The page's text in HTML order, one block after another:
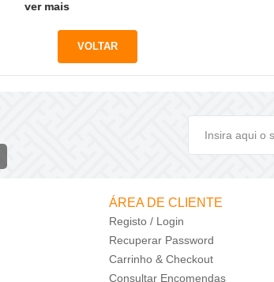
ÁREA DE CLIENTE
Registo / Login
Recuperar Password
Carrinho & Checkout
Consultar Encomendas